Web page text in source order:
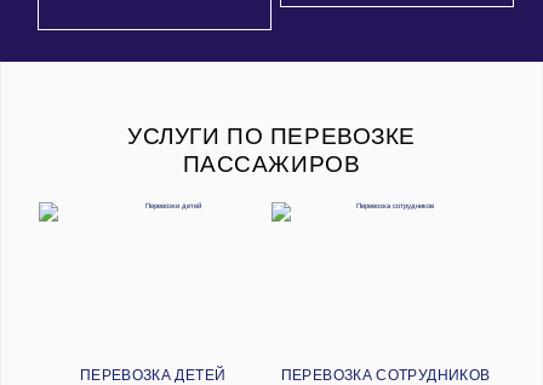
УСЛУГИ ПО ПЕРЕВОЗКЕ
ПАССАЖИРОВ
ПЕРЕВОЗКА ДЕТЕЙ ПЕРЕВОЗКА СОТРУДНИКОВ